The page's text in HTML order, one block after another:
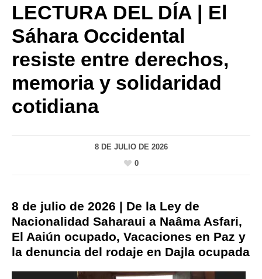
LECTURA DEL DÍA | El
Sáhara Occidental
resiste entre derechos,
memoria y solidaridad
cotidiana
8 DE JULIO DE 2026
0
8 de julio de 2026 | De la Ley de
Nacionalidad Saharaui a Naâma Asfari,
El Aaiún ocupado, Vacaciones en Paz y
la denuncia del rodaje en Dajla ocupada